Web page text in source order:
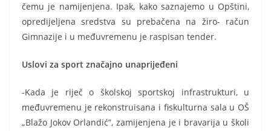
čemu je namijenjena. Ipak, kako saznajemo u Opštini,
opredijeljena sredstva su prebačena na žiro- račun
Gimnazije i u međuvremenu je raspisan tender.
Uslovi za sport značajno unaprijeđeni
-Kada je riječ o školskoj sportskoj infrastrukturi, u
međuvremenu je rekonstruisana i fiskulturna sala u OŠ
„Blažo Jokov Orlandić”, zamijenjena je i bravarija u školi